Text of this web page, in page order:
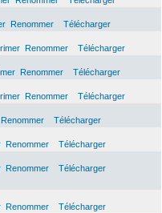
Renommer
Télécharger
Renommer
Télécharger
Renommer
Télécharger
Renommer
Télécharger
Renommer
Télécharger
Renommer
Télécharger
Renommer
Télécharger
Renommer
Télécharger